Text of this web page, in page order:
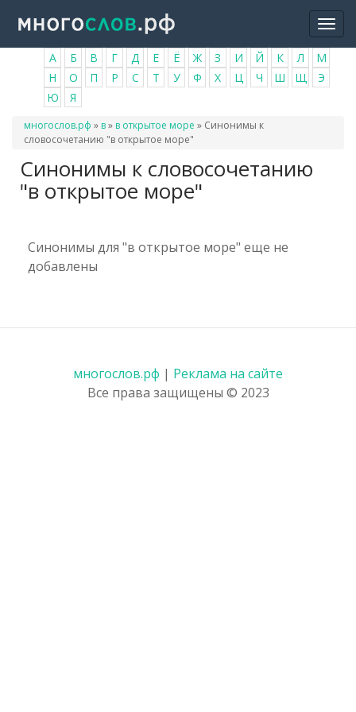
основному
содержанию
А Б В Г Д Е Ё Ж З И Й К Л
М
Н
О П Р С Т У Ф Х Ц Ч Ш Щ
Э
Ю
Я
Вы
здесь
многослов.рф » в» в открытое море » Синонимы к
словосочетанию "в открытое море"
Синонимы к словосочетанию
"в открытое море"
Синонимы для "в открытое море" еще не
добавлены
многослов.рф | Реклама на сайте
Все права защищены © 2023